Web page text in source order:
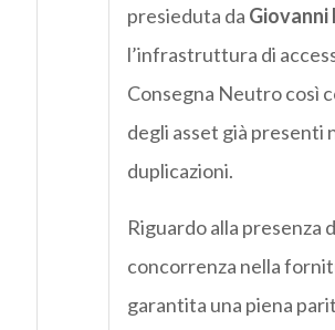
presieduta da
l’infrastruttura di
Consegna Neutro così
degli asset già presenti
duplicazioni.
Riguardo alla presenza
concorrenza nella
garantita una piena